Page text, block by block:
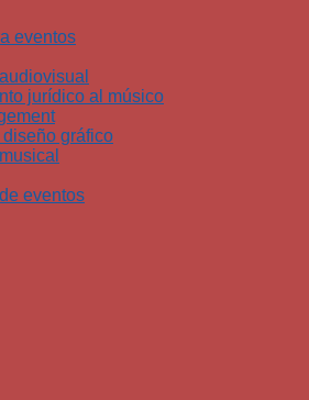
eventos
jurídico al músico
diseño gráfico
eventos